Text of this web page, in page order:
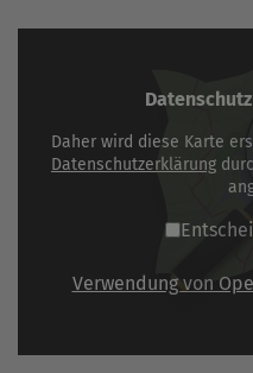
Daher wird diese Karte
Datenschutzerklärung
Verwendung von